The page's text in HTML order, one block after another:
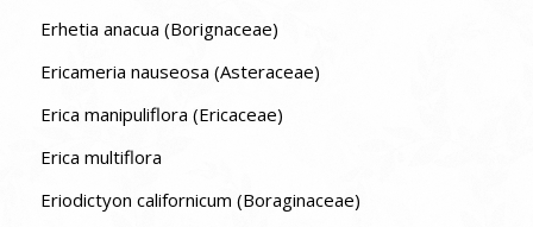
Erhetia anacua (Borignaceae)
Ericameria nauseosa (Asteraceae)
Erica manipuliflora (Ericaceae)
Erica multiflora
Eriodictyon californicum (Boraginaceae)